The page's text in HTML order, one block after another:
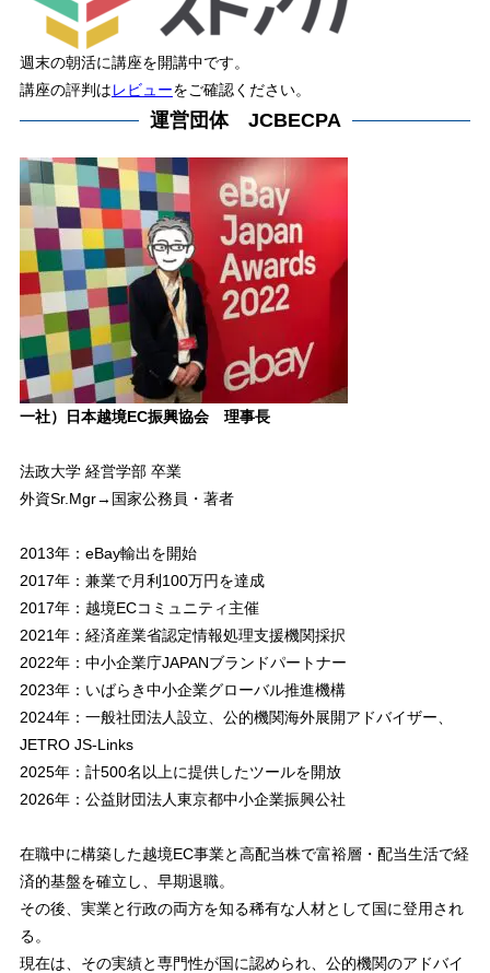
週末の朝活に講座を開講中です。
講座の評判はレビューをご確認ください。
運営団体 JCBECPA
一社）日本越境EC振興協会 理事長
法政大学 経営学部 卒業
外資Sr.Mgr→国家公務員・著者
2013年：eBay輸出を開始
2017年：兼業で月利100万円を達成
2017年：越境ECコミュニティ主催
2021年：経済産業省認定情報処理支援機関採択
2022年：中小企業庁JAPANブランドパートナー
2023年：いばらき中小企業グローバル推進機構
2024年：一般社団法人設立、公的機関海外展開アドバイザー、
JETRO JS-Links
2025年：計500名以上に提供したツールを開放
2026年：公益財団法人東京都中小企業振興公社
在職中に構築した越境EC事業と高配当株で富裕層・配当生活で経
済的基盤を確立し、早期退職。
その後、実業と行政の両方を知る稀有な人材として国に登用され
る。
現在は、その実績と専門性が国に認められ、公的機関のアドバイ